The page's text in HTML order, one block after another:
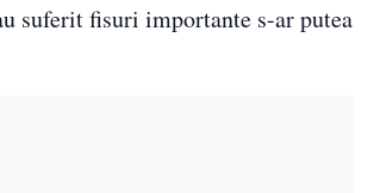
suferit fisuri importante s-ar putea